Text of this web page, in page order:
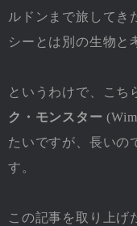
ルドンまで旅してき
シーとは別の生物と
というわけで、こち
ク・モンスター
たいですが、長いの
す。
この記事を取り上げ